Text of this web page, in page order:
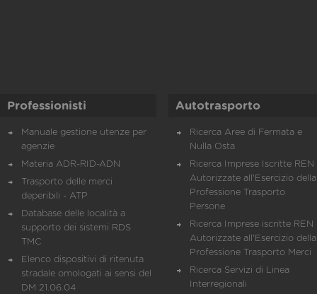
Professionisti
Manuale gestione utenze per
agenzie
Materia ADR-RID-ADN
Trasporto delle merci
deperibili - ATP
Database delle località a
supporto dei sistemi RDS
TMC
Elenco dispositivi di ritenuta
stradale omologati ai sensi del
DM 21.06.04
Autotrasporto
Ricerca Aree di Fermata e
Nulla Osta
Ricerca Imprese Iscritte REN
Autorizzate all'Esercizio della
Professione Trasporto
Persone
Ricerca Imprese iscritte REN
Autorizzate all'Esercizio della
Professione Trasporto Merci
Ricerca Servizi di Linea
Interregionali